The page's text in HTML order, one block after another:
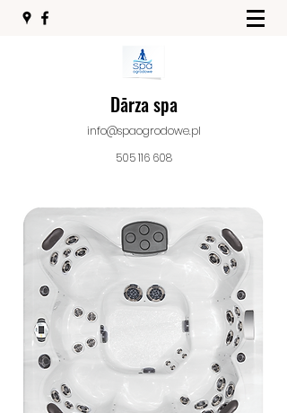
Dārza spa
info@spaogrodowe.pl
505 116 608